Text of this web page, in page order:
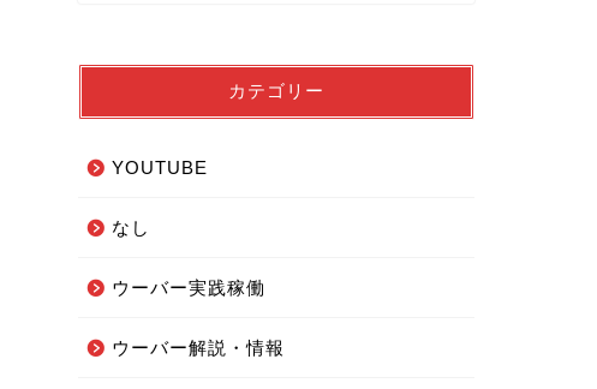
カテゴリー
YOUTUBE
なし
ウーバー実践稼働
ウーバー解説・情報